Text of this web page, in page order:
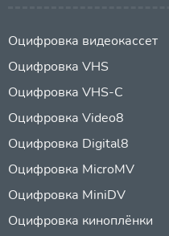
Оцифровка видеокассет
Оцифровка VHS
Оцифровка VHS-C
Оцифровка Video8
Оцифровка Digital8
Оцифровка MicroMV
Оцифровка MiniDV
Оцифровка киноплёнки